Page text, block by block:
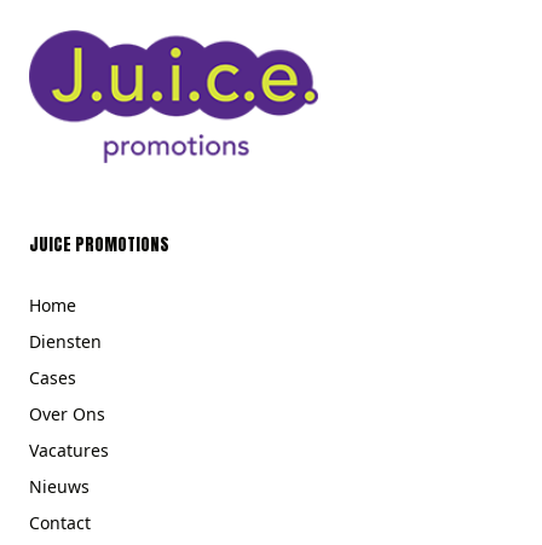
JUICE PROMOTIONS
Home
Diensten
Cases
Over Ons
Vacatures
Nieuws
Contact